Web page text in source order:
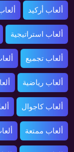
ألعاب أركيد
ألعاب استراتيجية
ألعاب تجميع
ألعاب رياضية
ألعاب كاجوال
ألعاب ممتعة